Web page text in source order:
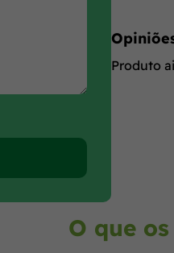
Produto
O que